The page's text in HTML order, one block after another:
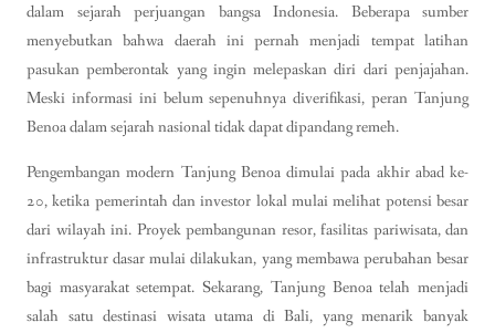
dalam sejarah perjuangan bangsa Indonesia. Beberapa sumber
menyebutkan bahwa daerah ini pernah menjadi tempat latihan
pasukan pemberontak yang ingin melepaskan diri dari penjajahan.
Meski informasi ini belum sepenuhnya diverifikasi, peran Tanjung
Benoa dalam sejarah nasional tidak dapat dipandang remeh.
Pengembangan modern Tanjung Benoa dimulai pada akhir abad ke-
20, ketika pemerintah dan investor lokal mulai melihat potensi besar
dari wilayah ini. Proyek pembangunan resor, fasilitas pariwisata, dan
infrastruktur dasar mulai dilakukan, yang membawa perubahan besar
bagi masyarakat setempat. Sekarang, Tanjung Benoa telah menjadi
salah satu destinasi wisata utama di Bali, yang menarik banyak